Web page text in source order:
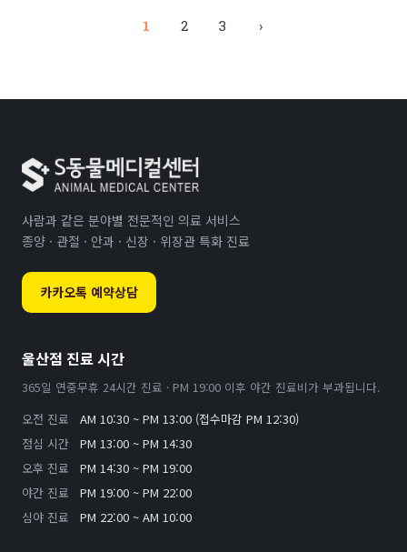
1 2 3 ›
사람과 같은 분야별 전문적인 의료 서비스
종양 · 관절 · 안과 · 신장 · 위장관 특화 진료
카카오톡 예약상담
울산점 진료 시간
365일 연중무휴 24시간 진료 · PM 19:00 이후 야간 진료비가 부과됩니다.
오전 진료
AM 10:30 ~ PM 13:00 (접수마감 PM 12:30)
점심 시간
PM 13:00 ~ PM 14:30
오후 진료
PM 14:30 ~ PM 19:00
야간 진료
PM 19:00 ~ PM 22:00
심야 진료
PM 22:00 ~ AM 10:00